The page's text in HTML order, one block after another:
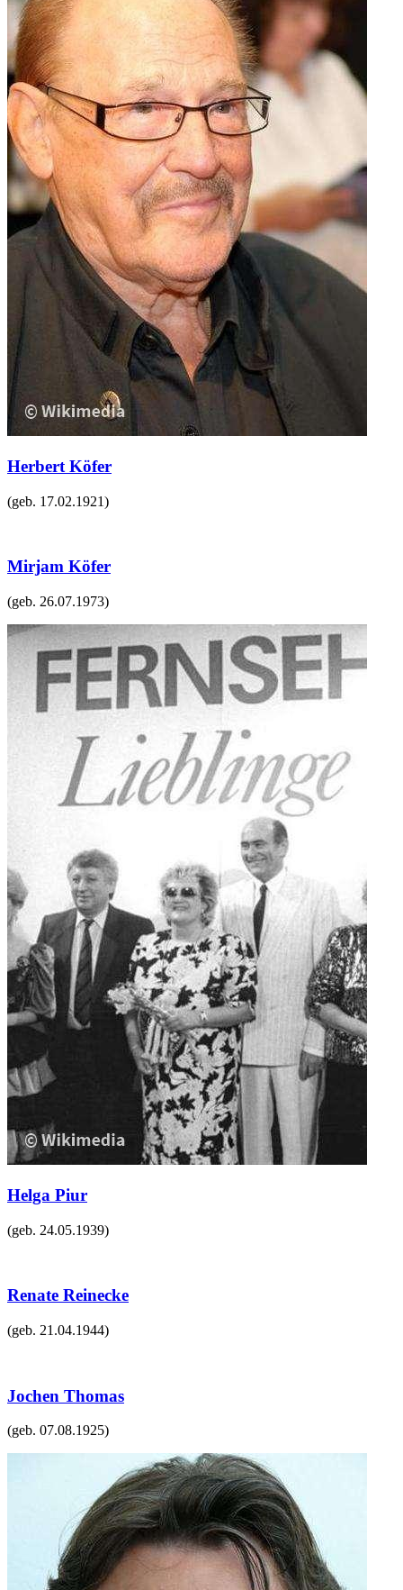
Herbert Köfer
(geb. 17.02.1921)
Mirjam Köfer
(geb. 26.07.1973)
Helga Piur
(geb. 24.05.1939)
Renate Reinecke
(geb. 21.04.1944)
Jochen Thomas
(geb. 07.08.1925)